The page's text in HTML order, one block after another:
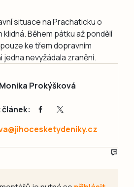
situace na Prachaticku o
Během pátku až pondělí
ke třem dopravním
jedna nevyžádala zranění.
Monika Prokýšková